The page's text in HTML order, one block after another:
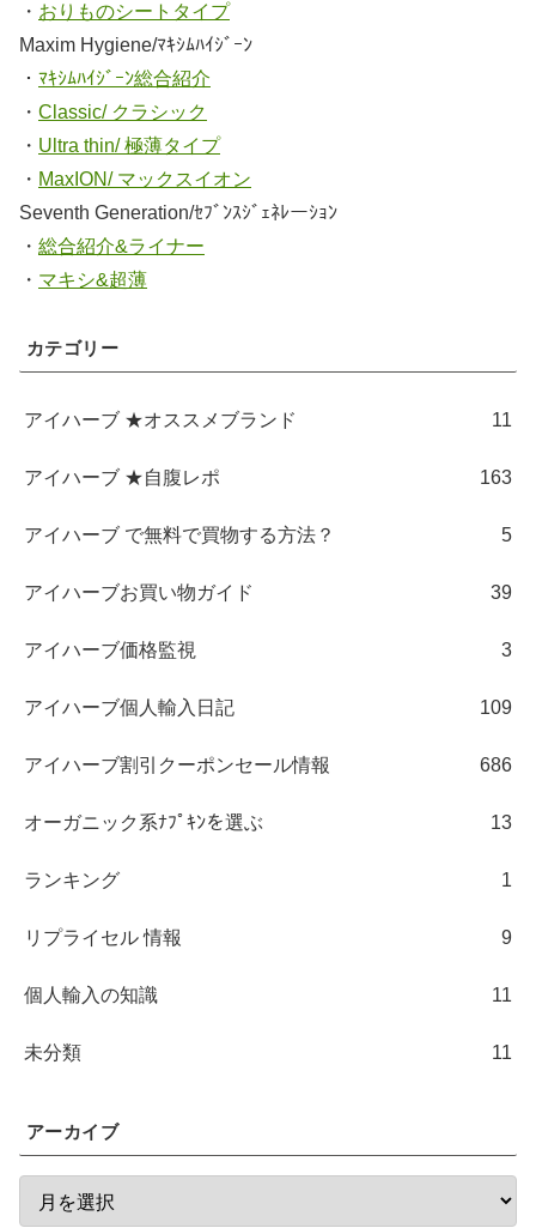
・ おりものシートタイプ
Maxim Hygiene/ﾏｷｼﾑﾊｲｼﾞｰﾝ
・ ﾏｷｼﾑﾊｲｼﾞｰﾝ総合紹介
・ Classic/ クラシック
・ Ultra thin/ 極薄タイプ
・ MaxION/ マックスイオン
Seventh Generation/ｾﾌﾞﾝｽｼﾞｪﾈﾚーｼｮﾝ
・ 総合紹介&ライナー
・ マキシ&超薄
カテゴリー
アイハーブ ★オススメブランド 11
アイハーブ ★自腹レポ 163
アイハーブ で無料で買物する方法？ 5
アイハーブお買い物ガイド 39
アイハーブ価格監視 3
アイハーブ個人輸入日記 109
アイハーブ割引クーポンセール情報 686
オーガニック系ﾅﾌﾟｷﾝを選ぶ 13
ランキング 1
リプライセル 情報 9
個人輸入の知識 11
未分類 11
アーカイブ